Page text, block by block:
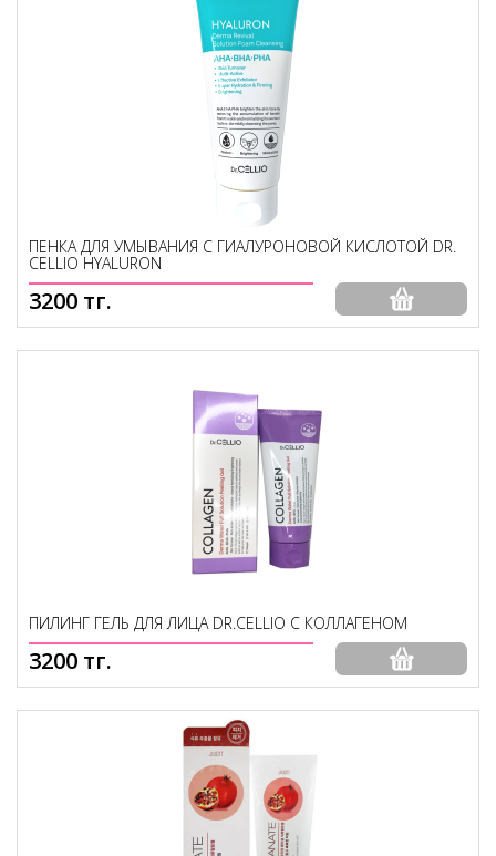
ПЕНКА ДЛЯ УМЫВАНИЯ С ГИАЛУРОНОВОЙ КИСЛОТОЙ DR.
CELLIO HYALURON
3200 тг.
ПИЛИНГ ГЕЛЬ ДЛЯ ЛИЦА DR.CELLIO С КОЛЛАГЕНОМ
3200 тг.